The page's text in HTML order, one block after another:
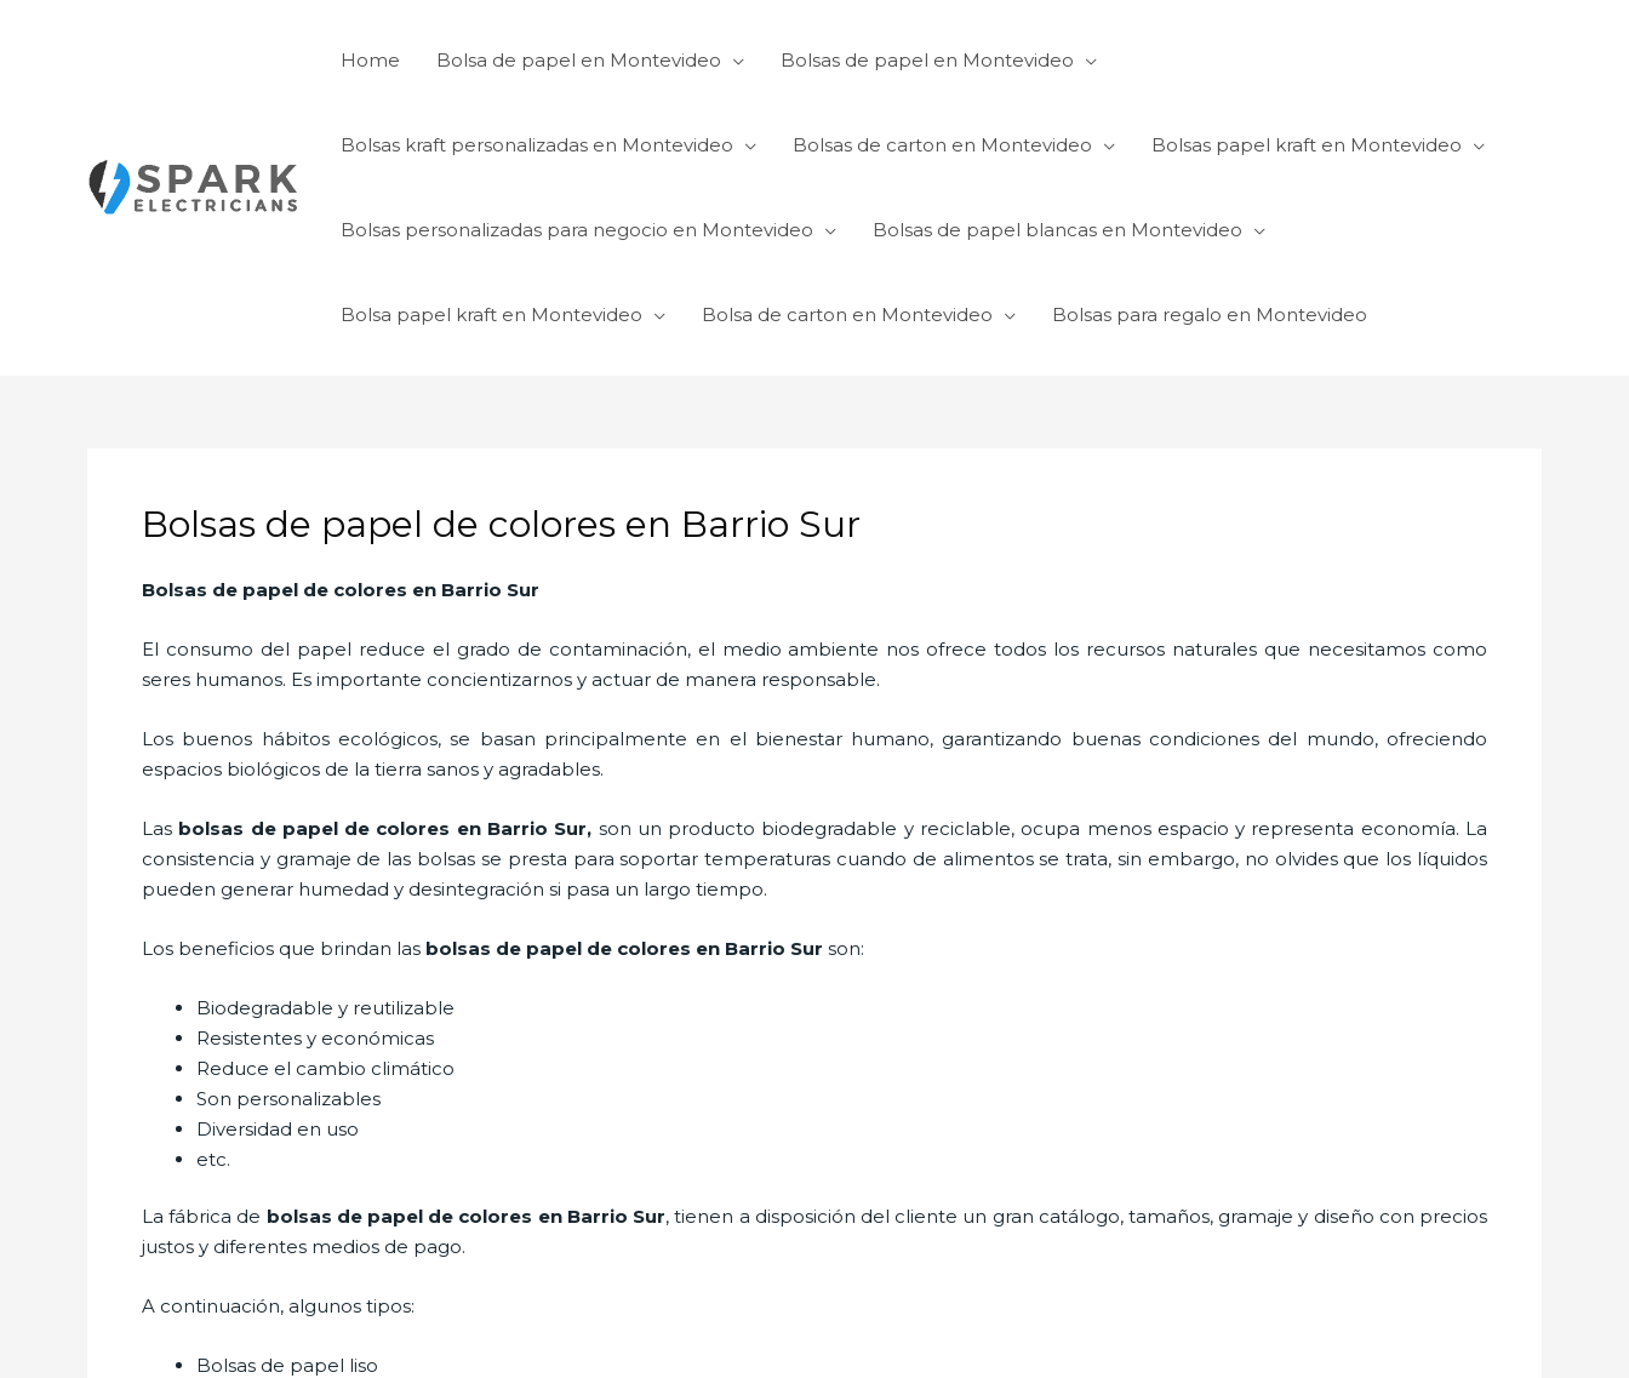
Home Bolsa de papel en Montevideo Bolsas de papel en Montevideo
Bolsas kraft personalizadas en Montevideo Bolsas de carton en Montevideo Bolsas papel kraft en Montevideo
Bolsas personalizadas para negocio en Montevideo Bolsas de papel blancas en Montevideo
Bolsa papel kraft en Montevideo Bolsa de carton en Montevideo Bolsas para regalo en Montevideo
Bolsas de papel de colores en Barrio Sur
Bolsas de papel de colores en Barrio Sur
El consumo del papel reduce el grado de contaminación, el medio ambiente nos ofrece todos los recursos naturales que necesitamos como
seres humanos. Es importante concientizarnos y actuar de manera responsable.
Los buenos hábitos ecológicos, se basan principalmente en el bienestar humano, garantizando buenas condiciones del mundo, ofreciendo
espacios biológicos de la tierra sanos y agradables.
Las bolsas de papel de colores en Barrio Sur, son un producto biodegradable y reciclable, ocupa menos espacio y representa economía. La
consistencia y gramaje de las bolsas se presta para soportar temperaturas cuando de alimentos se trata, sin embargo, no olvides que los líquidos
pueden generar humedad y desintegración si pasa un largo tiempo.
Los beneficios que brindan las bolsas de papel de colores en Barrio Sur son:
Biodegradable y reutilizable
Resistentes y económicas
Reduce el cambio climático
Son personalizables
Diversidad en uso
etc.
La fábrica de bolsas de papel de colores en Barrio Sur, tienen a disposición del cliente un gran catálogo, tamaños, gramaje y diseño con precios
justos y diferentes medios de pago.
A continuación, algunos tipos:
Bolsas de papel liso